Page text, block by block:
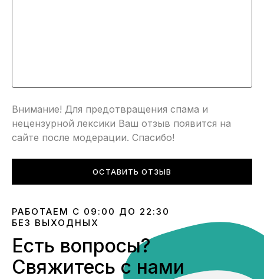
Внимание! Для предотвращения спама и
нецензурной лексики Ваш отзыв появится на
сайте после модерации. Спасибо!
ОСТАВИТЬ ОТЗЫВ
РАБОТАЕМ С 09:00 ДО 22:30
БЕЗ ВЫХОДНЫХ
Есть вопросы?
Свяжитесь с нами